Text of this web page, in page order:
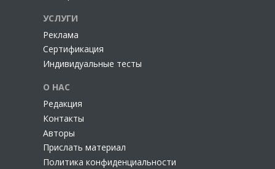
УСЛУГИ
Реклама
Сертификация
Индивидуальные тесты
О НАС
Редакция
Контакты
Авторы
Прислать материал
Политика конфиденциальности